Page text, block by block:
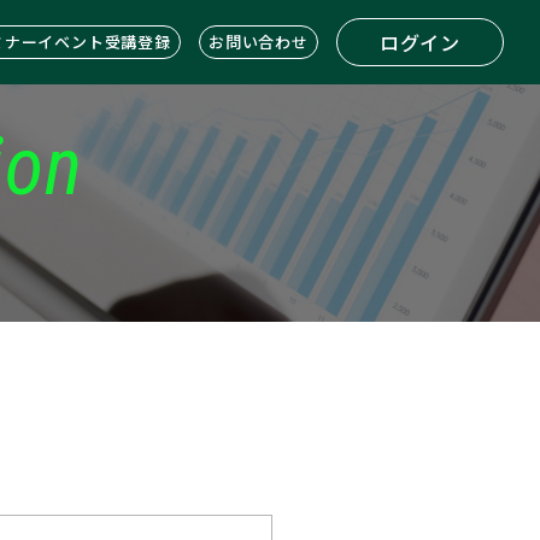
ナーイベント受講登録 お問い合わせ ログイン